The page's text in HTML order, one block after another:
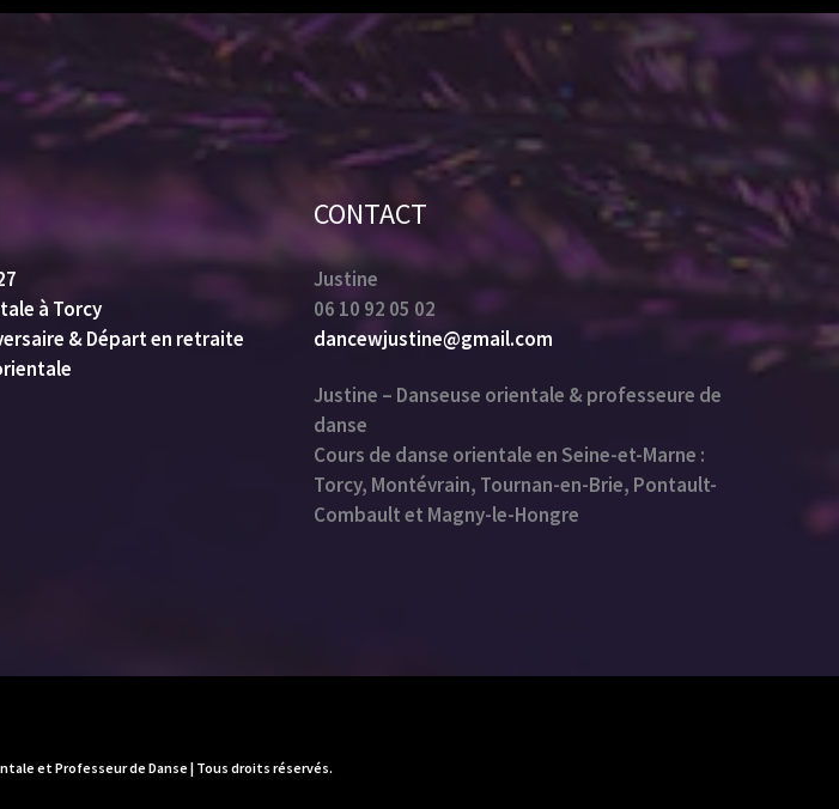
à Torcy
& Départ en retraite
CONTACT
Justine
06 10 92 05 02
dancewjustine@gmail.com
Justine – Danseuse orientale & professeure de
danse
Cours de danse orientale en Seine-et-Marne :
Torcy, Montévrain, Tournan-en-Brie, Pontault-
Combault et Magny-le-Hongre
et Professeur de Danse | Tous droits réservés.